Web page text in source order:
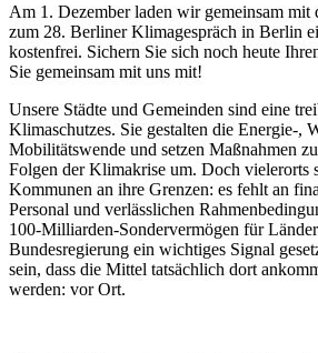
Am 1. Dezember laden wir gemeinsam
zum 28. Berliner Klimagespräch in Berlin
kostenfrei. Sichern Sie sich noch heute
Sie gemeinsam mit uns mit!
Unsere Städte und Gemeinden sind eine
Klimaschutzes. Sie gestalten die Energie-,
Mobilitätswende und setzen Maßnahmen
Folgen der Klimakrise um. Doch vielerorts
Kommunen an ihre Grenzen: es fehlt an
Personal und verlässlichen
100-Milliarden-Sondervermögen für
Bundesregierung ein wichtiges Signal
sein, dass die Mittel tatsächlich dort
werden: vor Ort.